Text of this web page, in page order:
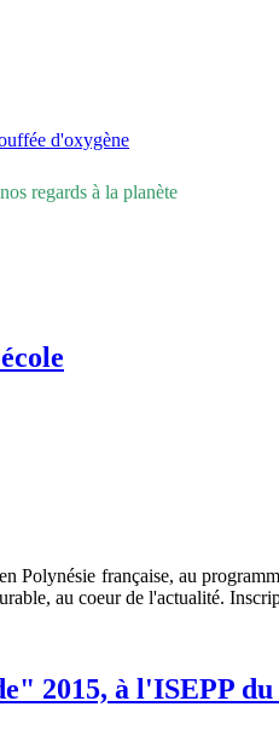
regards à la planète
Polynésie française, au
au coeur de l'actualité.
2015, à l'ISEPP du